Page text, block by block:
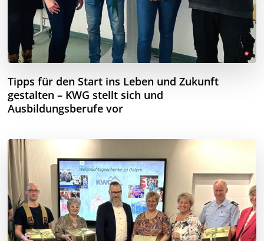
Tipps für den Start ins Leben und Zukunft
gestalten – KWG stellt sich und
Ausbildungsberufe vor